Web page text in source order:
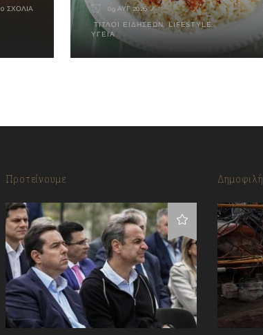
0 ΣΧΌΛΙΑ 09 ΑΥΓ 2026
ΤΊΤΛΟΙ ΕΙΔΉΣΕΩΝ,LIFESTYLE,
ΥΓΕΊΑ
Προτείνουμε Δημοφιλή